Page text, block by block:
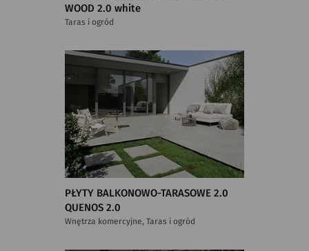
WOOD 2.0 white
Taras i ogród
PŁYTY BALKONOWO-TARASOWE 2.0
QUENOS 2.0
Wnętrza komercyjne, Taras i ogród